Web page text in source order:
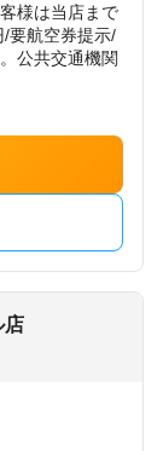
様は当店まで
要航空券提示/
公共交通機関
店